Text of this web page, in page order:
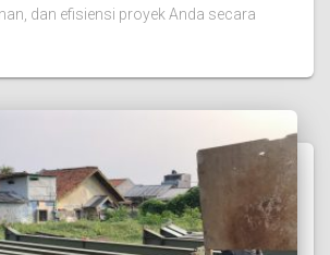
dan efisiensi proyek Anda secara